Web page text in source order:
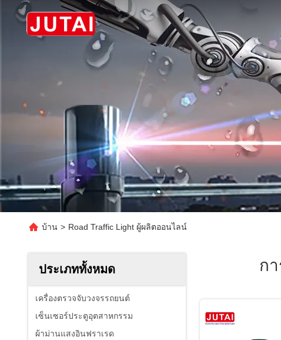
บ้าน > Road Traffic Light ผู้ผลิตออนไลน์
ประเภททั้งหมด
เครื่องตรวจจับวงจรรถยนต์
เซ็นเซอร์ประตูอุตสาหกรรม
ผ้าม่านแสงอินฟราเรด
ก